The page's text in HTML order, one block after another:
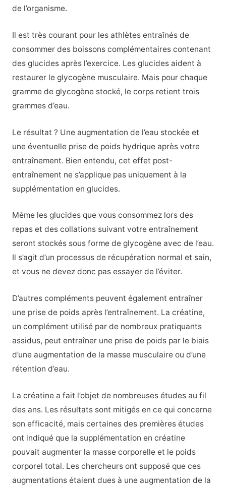
de l’organisme.
Il est très courant pour les athlètes entraînés de
consommer des boissons complémentaires contenant
des glucides après l’exercice. Les glucides aident à
restaurer le glycogène musculaire. Mais pour chaque
gramme de glycogène stocké, le corps retient trois
grammes d’eau.
Le résultat ? Une augmentation de l’eau stockée et
une éventuelle prise de poids hydrique après votre
entraînement. Bien entendu, cet effet post-
entraînement ne s’applique pas uniquement à la
supplémentation en glucides.
Même les glucides que vous consommez lors des
repas et des collations suivant votre entraînement
seront stockés sous forme de glycogène avec de l’eau.
Il s’agit d’un processus de récupération normal et sain,
et vous ne devez donc pas essayer de l’éviter.
D’autres compléments peuvent également entraîner
une prise de poids après l’entraînement. La créatine,
un complément utilisé par de nombreux pratiquants
assidus, peut entraîner une prise de poids par le biais
d’une augmentation de la masse musculaire ou d’une
rétention d’eau.
La créatine a fait l’objet de nombreuses études au fil
des ans. Les résultats sont mitigés en ce qui concerne
son efficacité, mais certaines des premières études
ont indiqué que la supplémentation en créatine
pouvait augmenter la masse corporelle et le poids
corporel total. Les chercheurs ont supposé que ces
augmentations étaient dues à une augmentation de la